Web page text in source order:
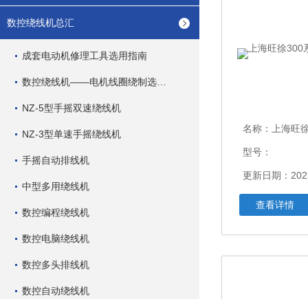
数控绕线机总汇
成套电动机修理工具选用指南
NZ-5型手摇双速绕线机
NZ-3型单速手摇绕线机
手摇自动排线机
中型多用绕线机
数控编程绕线机
数控电脑绕线机
数控多头排线机
数控自动绕线机
名称： 上海旺
型号：
更新日期：
查看详情